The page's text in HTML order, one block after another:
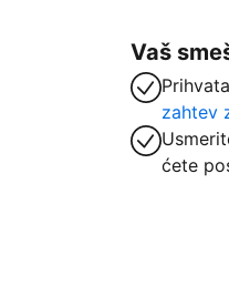
Vaš
zahtev
ćete